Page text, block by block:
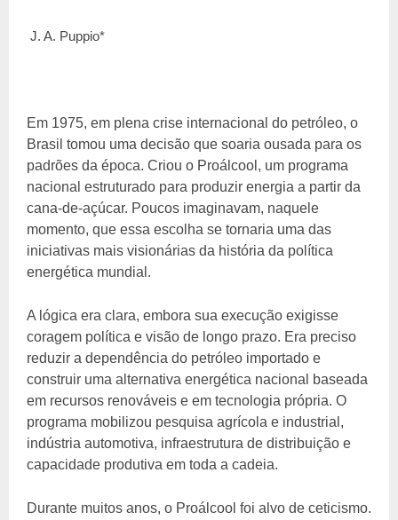
J. A. Puppio*
Em 1975, em plena crise internacional do petróleo, o
Brasil tomou uma decisão que soaria ousada para os
padrões da época. Criou o Proálcool, um programa
nacional estruturado para produzir energia a partir da
cana-de-açúcar. Poucos imaginavam, naquele
momento, que essa escolha se tornaria uma das
iniciativas mais visionárias da história da política
energética mundial.
A lógica era clara, embora sua execução exigisse
coragem política e visão de longo prazo. Era preciso
reduzir a dependência do petróleo importado e
construir uma alternativa energética nacional baseada
em recursos renováveis e em tecnologia própria. O
programa mobilizou pesquisa agrícola e industrial,
indústria automotiva, infraestrutura de distribuição e
capacidade produtiva em toda a cadeia.
Durante muitos anos, o Proálcool foi alvo de ceticismo.